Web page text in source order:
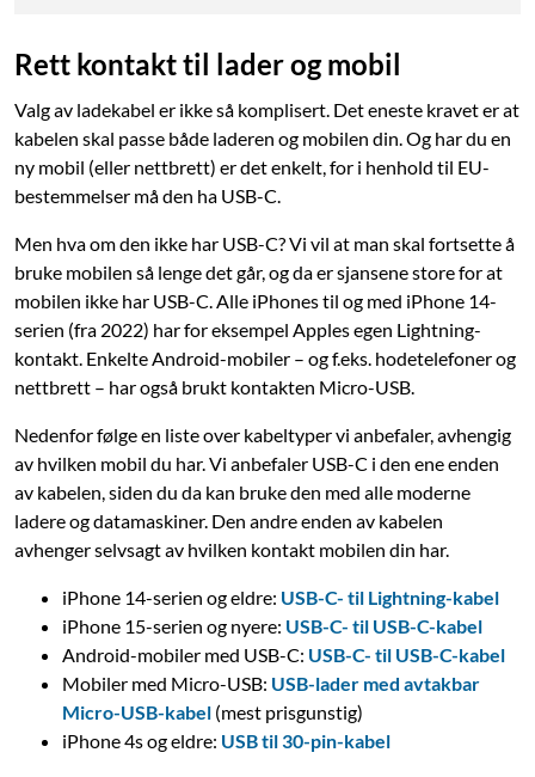
Rett kontakt til lader og mobil
Valg av ladekabel er ikke så komplisert. Det eneste kravet er at
kabelen skal passe både laderen og mobilen din. Og har du en
ny mobil (eller nettbrett) er det enkelt, for i henhold til EU-
bestemmelser må den ha USB-C.
Men hva om den ikke har USB-C? Vi vil at man skal fortsette å
bruke mobilen så lenge det går, og da er sjansene store for at
mobilen ikke har USB-C. Alle iPhones til og med iPhone 14-
serien (fra 2022) har for eksempel Apples egen Lightning-
kontakt. Enkelte Android-mobiler – og f.eks. hodetelefoner og
nettbrett – har også brukt kontakten Micro-USB.
Nedenfor følge en liste over kabeltyper vi anbefaler, avhengig
av hvilken mobil du har. Vi anbefaler USB-C i den ene enden
av kabelen, siden du da kan bruke den med alle moderne
ladere og datamaskiner. Den andre enden av kabelen
avhenger selvsagt av hvilken kontakt mobilen din har.
iPhone 14-serien og eldre: USB-C- til Lightning-kabel
iPhone 15-serien og nyere: USB-C- til USB-C-kabel
Android-mobiler med USB-C: USB-C- til USB-C-kabel
Mobiler med Micro-USB: USB-lader med avtakbar
Micro-USB-kabel (mest prisgunstig)
iPhone 4s og eldre: USB til 30-pin-kabel